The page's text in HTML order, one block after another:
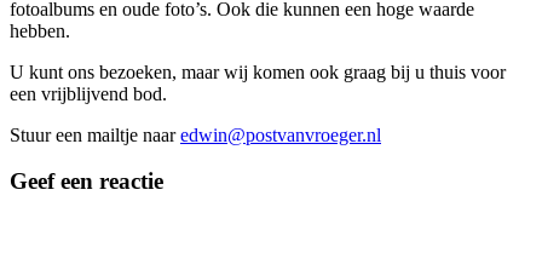
fotoalbums en oude foto’s. Ook die kunnen een hoge waarde
hebben.
U kunt ons bezoeken, maar wij komen ook graag bij u thuis voor
een vrijblijvend bod.
Stuur een mailtje naaredwin@postvanvroeger.nl
Geef een reactie